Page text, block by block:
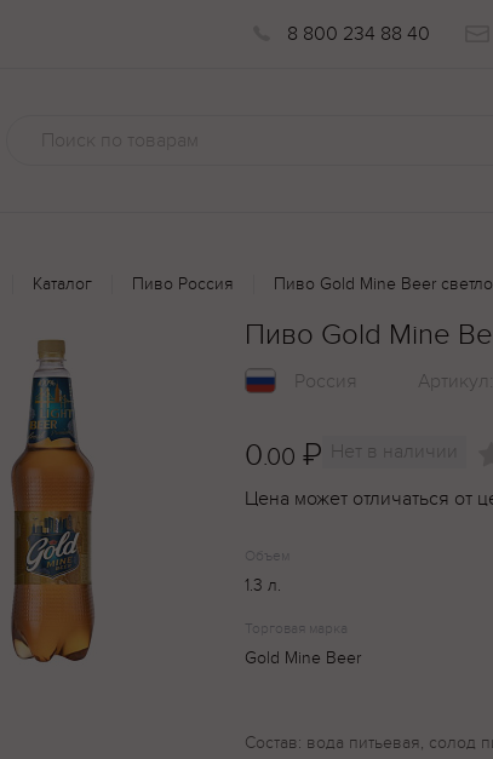
8 800 234 88 40
Каталог Пиво Россия Пиво Gold Mine Beer
Пиво Gold Mine
Россия Артикул:
0.00 ₽ Нет в наличии
Цена может отличаться от
Объем
1.3 л.
Торговая марка
Gold Mine Beer
Состав: вода питьевая, солод